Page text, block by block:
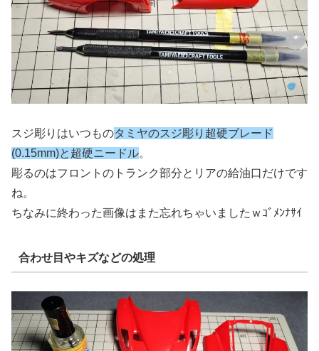
スジ彫りはいつものタミヤのスジ彫り超硬ブレード
(0.15mm)と超硬ニードル。
彫るのはフロントのトランク部分とリアの給油口だけです
ね。
ちなみに終わった画像はまた忘れちゃいましたｗｺﾞﾒﾝﾅｻｲ
合わせ目やキズなどの処理